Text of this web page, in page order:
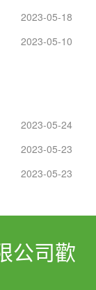
2023-05-18
2023-05-10
2023-05-24
2023-05-23
2023-05-23
公司歡